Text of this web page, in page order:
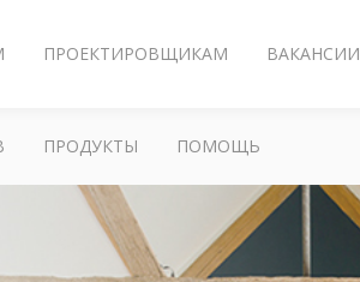
ПРОЕКТИРОВЩИКАМ ВАКАНСИИ
ПРОДУКТЫ ПОМОЩЬ